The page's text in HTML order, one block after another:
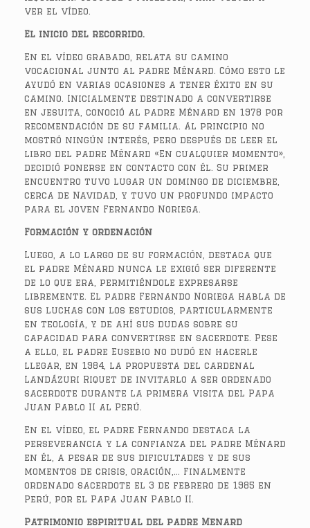
ver el vídeo.
El inicio del recorrido.
En el vídeo grabado, relata su camino
vocacional junto al padre Ménard. Cómo esto le
ayudó en varias ocasiones a tener éxito en su
camino. Inicialmente destinado a convertirse
en jesuita, conoció al padre Ménard en 1978 por
recomendación de su familia. Al principio no
mostró ningún interés, pero después de leer el
libro del padre Ménard «En cualquier momento»,
decidió ponerse en contacto con él. Su primer
encuentro tuvo lugar un domingo de diciembre,
cerca de Navidad, y tuvo un profundo impacto
para el joven Fernando Noriega.
Formación y ordenación
Luego, a lo largo de su formación, destaca que
el padre Ménard nunca le exigió ser diferente
de lo que era, permitiéndole expresarse
libremente. El padre Fernando Noriega habla de
sus luchas con los estudios, particularmente
en teología, y de ahí sus dudas sobre su
capacidad para convertirse en sacerdote. Pese
a ello, el padre Eusebio no dudó en hacerle
llegar, en 1984, la propuesta del cardenal
Landázuri Riquet de invitarlo a ser ordenado
sacerdote durante la primera visita del Papa
Juan Pablo II al Perú.
En el vídeo, el padre Fernando destaca la
perseverancia y la confianza del padre Ménard
en él, a pesar de sus dificultades y de sus
momentos de crisis, oración,… Finalmente
ordenado sacerdote el 3 de febrero de 1985 en
Perú, por el Papa Juan Pablo II.
Patrimonio espiritual del padre Menard